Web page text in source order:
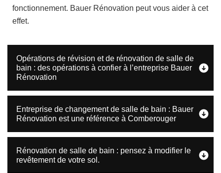
fonctionnement. Bauer Rénovation peut vous aider à cet
effet.
Opérations de révision et de rénovation de salle de
bain : des opérations à confier à l’entreprise Bauer
Rénovation
Entreprise de changement de salle de bain : Bauer
Rénovation est une référence à Comberouger
Rénovation de salle de bain : pensez à modifier le
revêtement de votre sol.